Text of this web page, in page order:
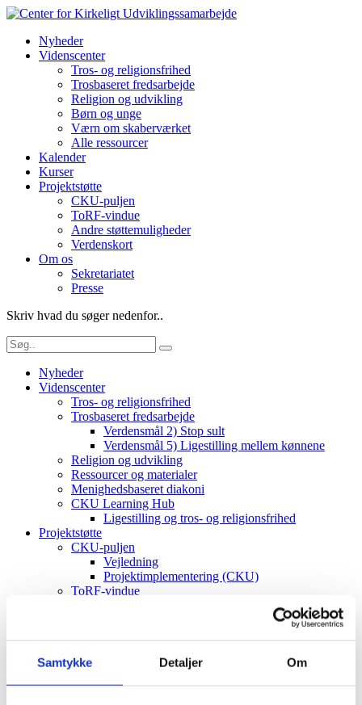
Samtykke Detaljer Om
Nyheder
Videnscenter
Tros- og religionsfrihed
Trosbaseret fredsarbejde
Religion og udvikling
Børn og unge
Værn om skaberværket
Alle ressourcer
Kalender
Kurser
Projektstøtte
CKU-puljen
ToRF-vindue
Andre støttemuligheder
Verdenskort
Om os
Sekretariatet
Presse
Skriv hvad du søger nedenfor..
Nyheder
Videnscenter
Tros- og religionsfrihed
Trosbaseret fredsarbejde
Verdensmål 2) Stop sult
Verdensmål 5) Ligestilling mellem kønnene
Religion og udvikling
Ressourcer og materialer
Menighedsbaseret diakoni
CKU Learning Hub
Ligestilling og tros- og religionsfrihed
Projektstøtte
CKU-puljen
Vejledning
Projektimplementering (CKU)
ToRF-vindue
Verdenskort